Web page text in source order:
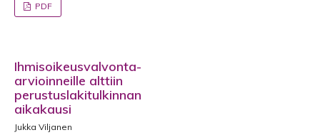
PDF
Ihmisoikeusvalvonta-
arvioinneille alttiin
perustuslakitulkinnan
aikakausi
Jukka Viljanen